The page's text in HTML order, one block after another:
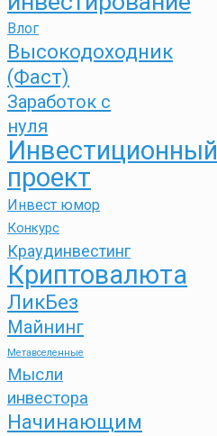
Влог
Высокодоходник
(Фаст)
Заработок с
нуля
Инвестиционный
проект
Инвест юмор
Конкурс
Краудинвестинг
Криптовалюта
ЛикБез
Майнинг
Метавселенные
Мысли
инвестора
Начинающим